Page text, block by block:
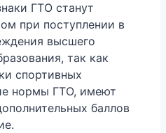
ГТО станут
при поступлении в
высшего
так как
спортивных
нормы ГТО, имеют
баллов